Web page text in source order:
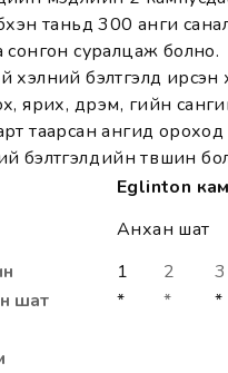
таньд 300 анги
сонгон суралцаж болно.
хэлний бэлтгэлд ирсэн
ярих, дүрэм, үгийн
таарсан ангид
бэлтгэлүүдийн түвшин
Eglinton
Анхан шат
1 2 3
шат
* *
*